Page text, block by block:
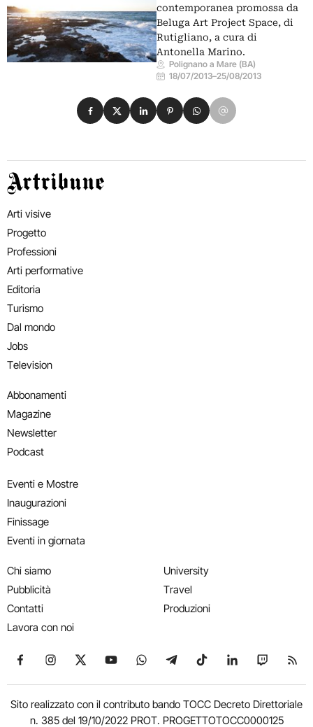
contemporanea promossa da
Beluga Art Project Space, di
Rutigliano, a cura di
Antonella Marino.
Polignano a Mare (BA)
18/07/2013–25/08/2013
Condividi su Facebook
Condividi su X
Condividi su LinkedIn
Condividi su Pinterest
Condividi su WhatsApp
Condividi su Email
Artribune
Arti visive
Progetto
Professioni
Arti performative
Editoria
Turismo
Dal mondo
Jobs
Television
Abbonamenti
Magazine
Newsletter
Podcast
Eventi e Mostre
Inaugurazioni
Finissage
Eventi in giornata
Chi siamo
Pubblicità
Contatti
Lavora con noi
University
Travel
Produzioni
Seguici su Facebook
Seguici su Instagram
Seguici su X
Seguici su YouTube
Seguici su WhatsApp
Seguici su Telegram
Seguici su TikTok
Seguici su
Seguici
Sito realizzato con il contributo bando TOCC Decreto Direttoriale
n. 385 del 19/10/2022 PROT. PROGETTOTOCC0000125